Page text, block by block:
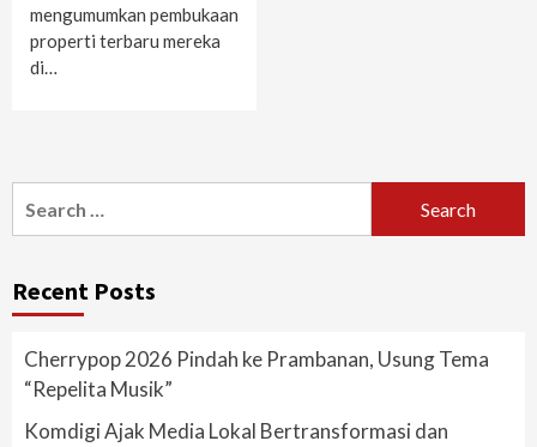
mengumumkan pembukaan
properti terbaru mereka
di…
for:
Recent Posts
Cherrypop 2026 Pindah ke Prambanan, Usung Tema
“Repelita Musik”
Komdigi Ajak Media Lokal Bertransformasi dan